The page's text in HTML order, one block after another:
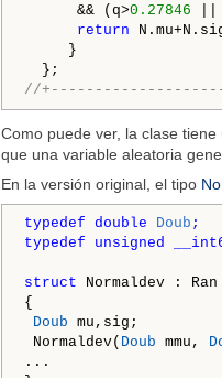
&& (q>0.27846
return
}
//
Como puede ver, la clase
que una variable aleatoria
En la versión original, el tipo
typedef double Doub ;
typedef unsigned
struct Normaldev : Ran
{
Doub mu,sig;
Normaldev( Doub mmu,
...